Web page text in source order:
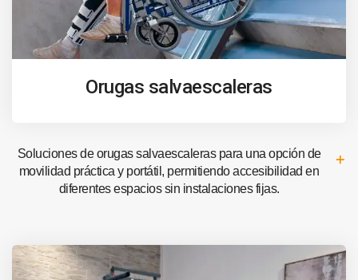
Orugas salvaescaleras
Soluciones de orugas salvaescaleras para una opción de
movilidad práctica y portátil, permitiendo accesibilidad en
diferentes espacios sin instalaciones fijas.